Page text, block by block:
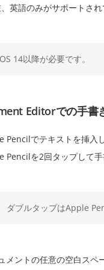
英語のみがサポートされ
14以降が必要です。
Editorでの手書
Pencilでテキストを挿入
Pencilを2回タップして手
ダブルタップはApple
メントの任意の空白スペ